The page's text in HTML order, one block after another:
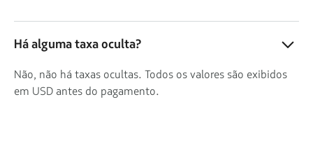
Há alguma taxa oculta?
Não, não há taxas ocultas. Todos os valores são exibidos
em USD antes do pagamento.